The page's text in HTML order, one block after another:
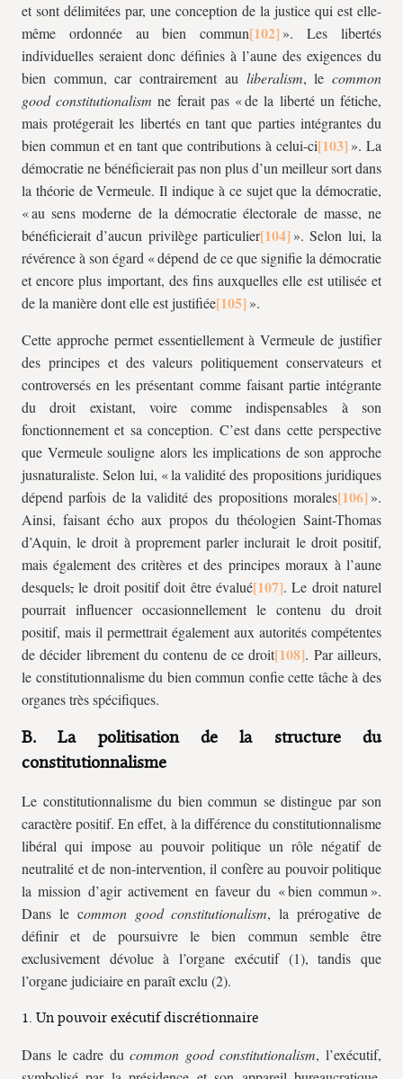
et sont délimitées par, une conception de la justice qui est elle-
même ordonnée au bien commun
». Les libertés
individuelles seraient donc définies à l’aune des exigences du
bien commun, car contrairement au liberalism, lecommon
good constitutionalism ne ferait pas « de la liberté un fétiche,
mais protégerait les libertés en tant que parties intégrantes du
bien commun et en tant que contributions à celui-ci
». La
démocratie ne bénéficierait pas non plus d’un meilleur sort dans
la théorie de Vermeule. Il indique à ce sujet que la démocratie,
« au sens moderne de la démocratie électorale de masse, ne
bénéficierait d’aucun privilège particulier
». Selon lui, la
révérence à son égard « dépend de ce que signifie la démocratie
et encore plus important, des fins auxquelles elle est utilisée et
de la manière dont elle est justifiée
».
Cette approche permet essentiellement à Vermeule de justifier
des principes et des valeurs politiquement conservateurs et
controversés en les présentant comme faisant partie intégrante
du droit existant, voire comme indispensables à son
fonctionnement et sa conception. C’est dans cette perspective
que Vermeule souligne alors les implications de son approche
jusnaturaliste. Selon lui, « la validité des propositions juridiques
dépend parfois de la validité des propositions morales
».
Ainsi, faisant écho aux propos du théologien Saint-Thomas
d’Aquin, le droit à proprement parler inclurait le droit positif,
mais également des critères et des principes moraux à l’aune
desquels, le droit positif doit être évalué
. Le droit naturel
pourrait influencer occasionnellement le contenu du droit
positif, mais il permettrait également aux autorités compétentes
de décider librement du contenu de ce droit
. Par ailleurs,
le constitutionnalisme du bien commun confie cette tâche à des
organes très spécifiques.
B. La politisation de la structure du
constitutionnalisme
Le constitutionnalisme du bien commun se distingue par son
caractère positif. En effet, à la différence du constitutionnalisme
libéral qui impose au pouvoir politique un rôle négatif de
neutralité et de non-intervention, il confère au pouvoir politique
la mission d’agir activement en faveur du « bien commun ».
Dans le common good constitutionalism, la prérogative de
définir et de poursuivre le bien commun semble être
exclusivement dévolue à l’organe exécutif (1), tandis que
l’organe judiciaire en paraît exclu (2).
1. Un pouvoir exécutif discrétionnaire
Dans le cadre ducommon good constitutionalism, l’exécutif,